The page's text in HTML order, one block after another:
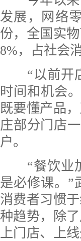
发展，网络
份，全国实
8%，占社会
“以前开店
时间和机会
既要懂产品
庄部分门店
户。
“餐饮业加
是必修课。”
消费者习惯
种趋势，除
上门店、上